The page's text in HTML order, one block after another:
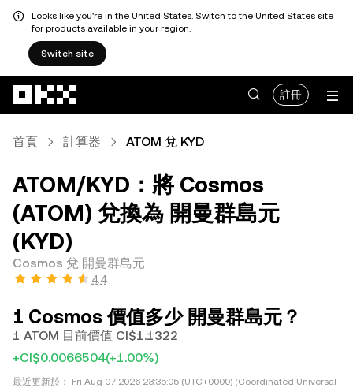
Looks like you're in the United States. Switch to the United States site
for products available in your region.
Switch site
註冊
首頁 計算器 ATOM 兌 KYD
ATOM/KYD：將 Cosmos
(ATOM) 兌換為 開曼群島元
(KYD)
Cosmos 兌 開曼群島元
4.4
1 Cosmos 價值多少 開曼群島元？
1 ATOM 目前價值 CI$1.1322
+CI$0.0066504(+1.00%)
最近更新於：
Fri Aug 07 2026 23:35:05 (UTC+0000) (Coordinated Universal